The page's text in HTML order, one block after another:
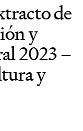
de
y
2023 –
y